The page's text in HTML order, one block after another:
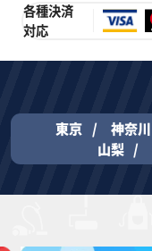
各種決済
対応
東京 神奈川
山梨